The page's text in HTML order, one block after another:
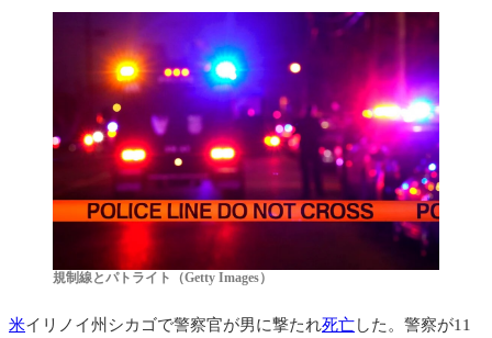
規制線とパトライト（Getty Images）
米イリノイ州シカゴで警察官が男に撃たれ死亡した。警察が11